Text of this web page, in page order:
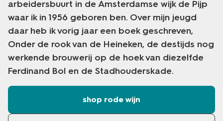
arbeidersbuurt in de Amsterdamse wijk de Pijp
waar ik in 1956 geboren ben. Over mijn jeugd
daar heb ik vorig jaar een boek geschreven,
Onder de rook van de Heineken, de destijds nog
werkende brouwerij op de hoek van diezelfde
Ferdinand Bol en de Stadhouderskade.
shop rode wijn